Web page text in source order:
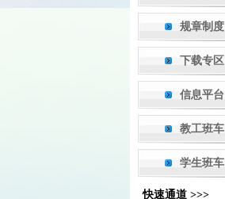
规章制度
下载专区
信息平台
教工班车
学生班车
快速通道 >>>